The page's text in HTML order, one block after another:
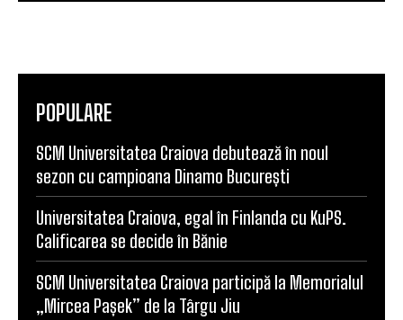
POPULARE
SCM Universitatea Craiova debutează în noul
sezon cu campioana Dinamo București
Universitatea Craiova, egal în Finlanda cu KuPS.
Calificarea se decide în Bănie
SCM Universitatea Craiova participă la Memorialul
„Mircea Pașek” de la Târgu Jiu